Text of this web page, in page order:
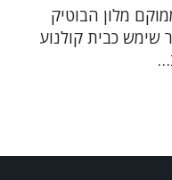
מלון הבוטיק
כבית קולנוע